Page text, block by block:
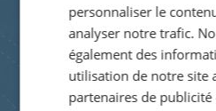
personnaliser le
analyser notre trafic.
également des
utilisation de notre site
partenaires de